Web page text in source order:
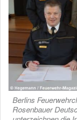
Berlins
Rosenbauer